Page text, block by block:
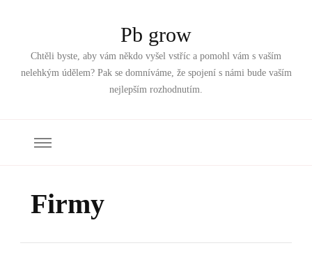
Pb grow
Chtěli byste, aby vám někdo vyšel vstříc a pomohl vám s vaším
nelehkým údělem? Pak se domníváme, že spojení s námi bude vaším
nejlepším rozhodnutím.
Firmy